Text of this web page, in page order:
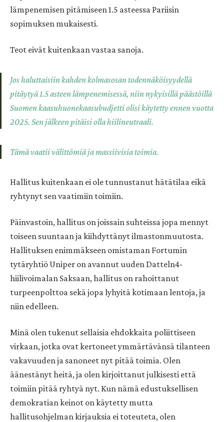
lämpenemisen pitämiseen 1.5 asteessa Pariisin
sopimuksen mukaisesti.
Teot eivät kuitenkaan vastaa sanoja.
Jos haluttaisiin kahden kolmasosan todennäköisyydellä
pitäytyä 1.5 asteen lämpenemisessä, niin nykyisillä päästöillä
Suomen kaasuhuonekaasubudjetti olisi käytetty ennen vuotta
2025. Sen jälkeen pitäisi olla hiilineutraali.
Tämä vaatii välittömiä ja massiivisia toimia.
Hallitus kuitenkaan ei ole tunnustanut hätätilaa eikä
ryhtynyt sen vaatimiin toimiin.
Päinvastoin, hallitus on joissain suhteissa jopa mennyt
toiseen suuntaan ja kiihdyttänyt ilmastonmuutosta.
Hallituksen enimmäkseen omistaman Fortumin
tytäryhtiö Uniper on avannut uuden Datteln4-
hiilivoimalan Saksaan, hallitus on rahoittanut
turpeenpolttoa sekä jopa lyhyitä kotimaan lentoja, ja
niin edelleen.
Minä olen tukenut sellaisia ehdokkaita poliittiseen
virkaan, jotka ovat kertoneet ymmärtävänsä tilanteen
vakavuuden ja sanoneet nyt pitää toimia. Olen
äänestänyt heitä, ja olen kirjoittanut julkisesti että
toimiin pitää ryhtyä nyt. Kun nämä edustuksellisen
demokratian keinot on käytetty mutta
hallitusohjelman kirjauksia ei toteuteta, olen